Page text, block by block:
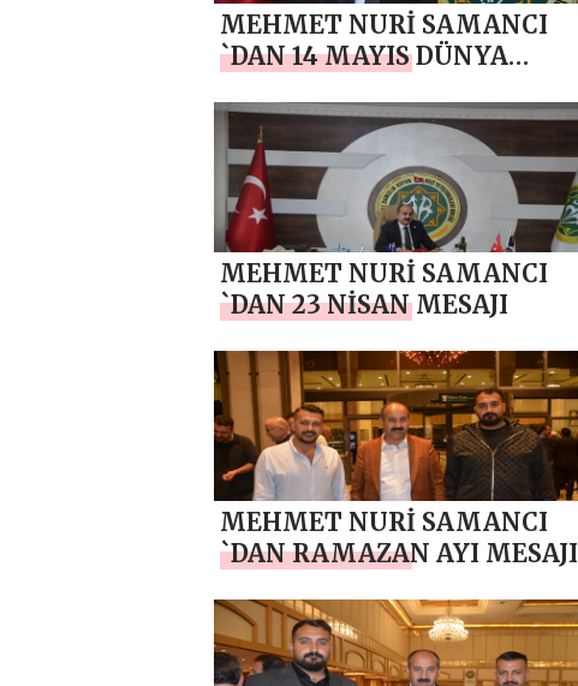
MEHMET NURİ SAMANCI
`DAN 14 MAYIS DÜNYA
MEHMET NURİ SAMANCI
`DAN 23 NİSAN MESAJI
MEHMET NURİ SAMANCI
`DAN RAMAZAN AYI MESAJI